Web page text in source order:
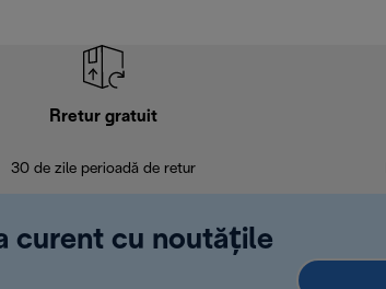
Rretur gratuit
30 de zile perioadă de retur
curent cu noutățile